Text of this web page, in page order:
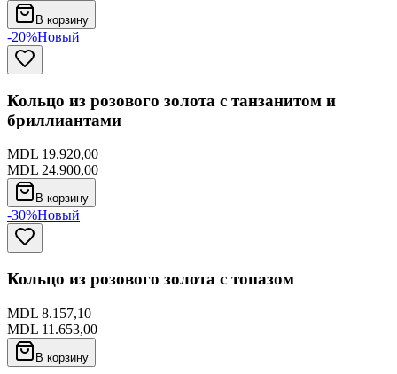
В корзину
-20%Новый
Кольцо из розового золота с танзанитом и
бриллиантами
MDL 19.920,00
MDL 24.900,00
В корзину
-30%Новый
Кольцо из розового золота с топазом
MDL 8.157,10
MDL 11.653,00
В корзину